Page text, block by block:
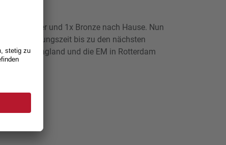
mit 2x Silber und 1x Bronze nach Hause. Nun
Vorbereitungszeit bis zu den nächsten
in England und die EM in Rotterdam